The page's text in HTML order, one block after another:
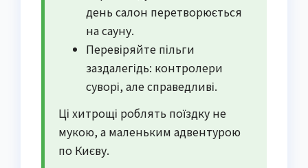
день салон перетворюється
на сауну.
Перевіряйте пільги
заздалегідь: контролери
суворі, але справедливі.
Ці хитрощі роблять поїздку не
мукою, а маленьким адвентурою
по Києву.